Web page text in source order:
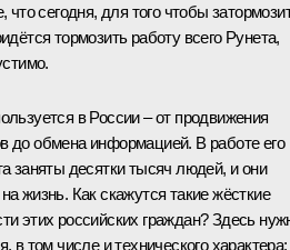
что сегодня, для того чтобы
тормозить работу всего Рунета,
в России – от продвижения
до обмена информацией. В работе его
заняты десятки тысяч людей, и они
жизнь. Как скажутся такие жёсткие
этих российских граждан? Здесь
в том числе и технического характера: